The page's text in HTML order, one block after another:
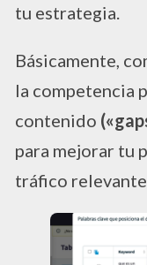
tu estrategia.
Básicamente,
la competencia
contenido
para mejorar tu
tráfico